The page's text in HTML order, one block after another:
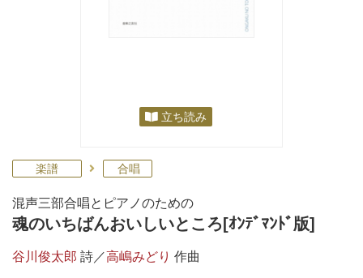
立ち読み
楽譜 合唱
混声三部合唱とピアノのための
魂のいちばんおいしいところ[ｵﾝﾃﾞﾏﾝﾄﾞ版]
谷川俊太郎 詩／高嶋みどり 作曲